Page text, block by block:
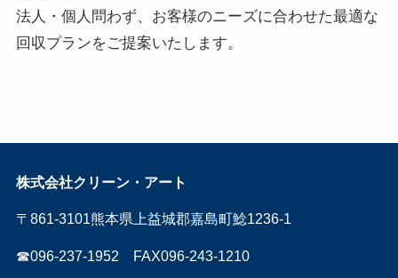
法人・個人問わず、お客様のニーズに合わせた最適な
回収プランをご提案いたします。
株式会社クリーン・アート
〒861-3101熊本県上益城郡嘉島町鯰1236-1
☎096-237-1952 FAX096-243-1210